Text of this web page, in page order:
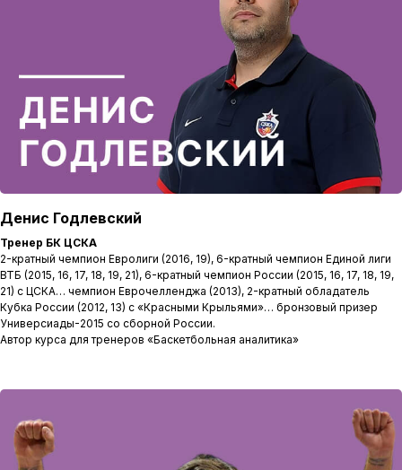
Денис Годлевский
Тренер БК ЦСКА
2-кратный чемпион Евролиги (2016, 19), 6-кратный чемпион Единой лиги
ВТБ (2015, 16, 17, 18, 19, 21), 6-кратный чемпион России (2015, 16, 17, 18, 19,
21) с ЦСКА… чемпион Еврочелленджа (2013), 2-кратный обладатель
Кубка России (2012, 13) с «Красными Крыльями»… бронзовый призер
Универсиады-2015 со сборной России.
Автор курса для тренеров «Баскетбольная аналитика»